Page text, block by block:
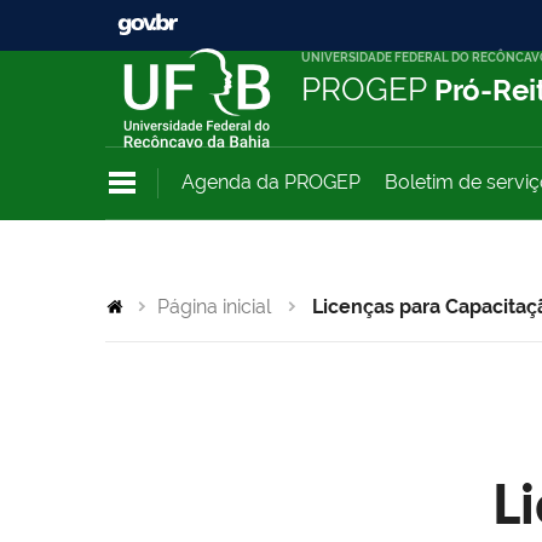
UNIVERSIDADE FEDERAL DO
PROGEP Pró-
Agenda da PROGEP Boletim de
Página inicial Licenças para